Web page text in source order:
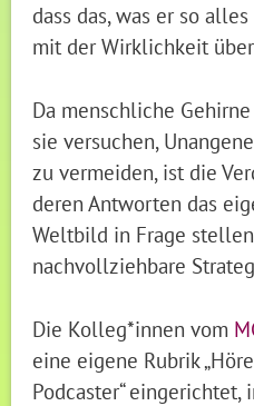
dass das, was er so
mit der Wirklichkeit
Da menschliche
sie versuchen,
zu vermeiden, ist die
deren Antworten das
Weltbild in Frage
nachvollziehbare
Die Kolleg*innen vom
eine eigene Rubrik
Podcaster“ eingerichtet,